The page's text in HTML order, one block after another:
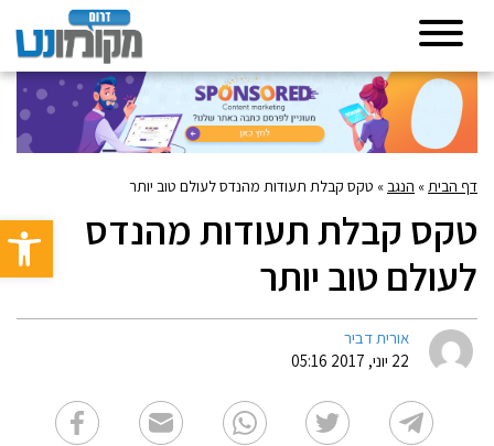
פתח
דף הבית» הנגב» טקס קבלת תעודות מהנדס לעולם טוב יותר
טקס קבלת תעודות מהנדס
לעולם טוב יותר
אורית דביר
22 יוני, 2017 05:16